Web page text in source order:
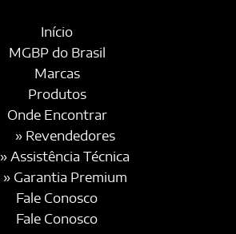
Início
MGBP do Brasil
Marcas
Produtos
Onde Encontrar
» Revendedores
» Assistência Técnica
» Garantia Premium
Fale Conosco
Fale Conosco